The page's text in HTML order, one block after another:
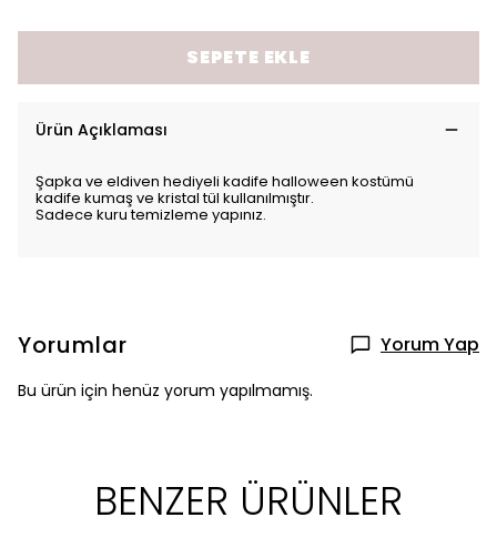
SEPETE EKLE
Ürün Açıklaması
Şapka ve eldiven hediyeli kadife halloween kostümü
kadife kumaş ve kristal tül kullanılmıştır.
Sadece kuru temizleme yapınız.
Yorumlar Yorum Yap
Bu ürün için henüz yorum yapılmamış.
BENZER ÜRÜNLER